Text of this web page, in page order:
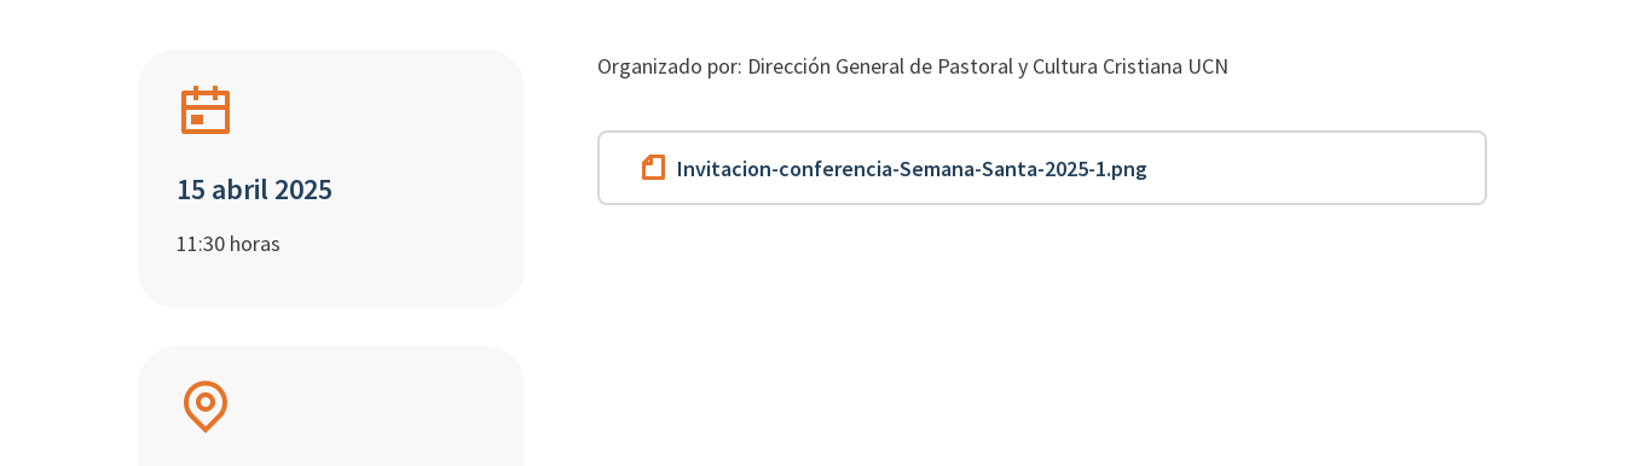
15 abril 2025
11:30 horas
Organizado por: Dirección General de Pastoral y Cultura Cristiana UCN
Invitacion-conferencia-Semana-Santa-2025-1.png